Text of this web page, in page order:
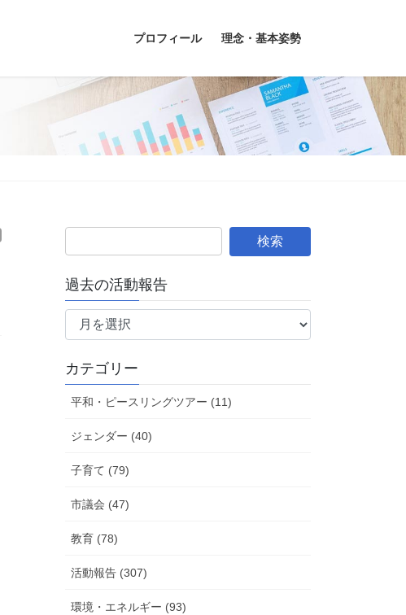
プロフィール 理念・基本姿勢
過去の活動報告
過
活
動
報
カテゴリー
平和・ピースリングツアー (11)
ジェンダー (40)
子育て (79)
市議会 (47)
教育 (78)
活動報告 (307)
環境・エネルギー (93)